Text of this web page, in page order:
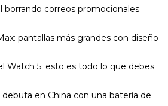
borrando correos promocionales
pantallas más grandes con diseño
Watch 5: esto es todo lo que debes
debuta en China con una batería de